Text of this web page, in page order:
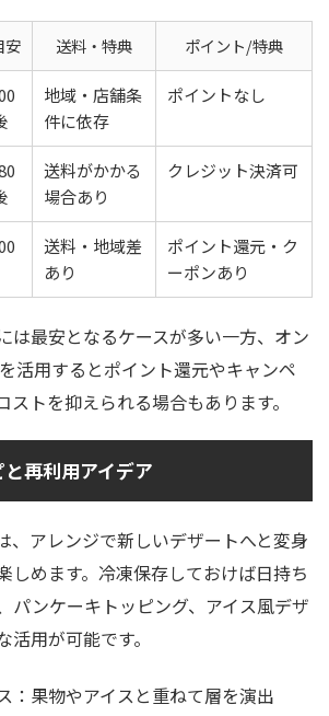
安 送料・特典 ポイント/特典
地域・店舗条
件に依存
ポイントなし
送料がかかる
場合あり
クレジット決済可
送料・地域差
あり
ポイント還元・ク
ーポンあり
は最安となるケースが多い一方、オン
活用するとポイント還元やキャンペ
ストを抑えられる場合もあります。
再利用アイデア
、アレンジで新しいデザートへと変身
しめます。冷凍保存しておけば日持ち
パンケーキトッピング、アイス風デザ
用が可能です。
：果物やアイスと重ねて層を演出